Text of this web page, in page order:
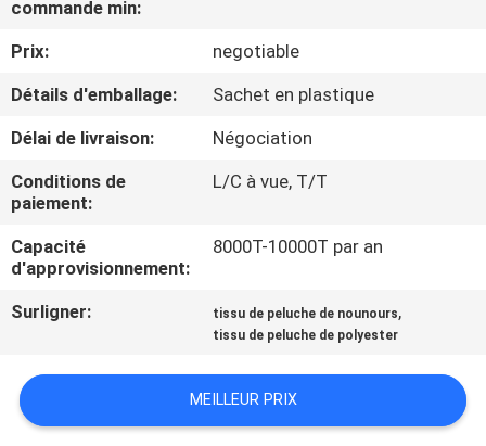
VISITE
D'USINE
CONTRÔLE
DE
QUALITÉ
CONTACTEZ-
NOUS
NOUVELLES
commande min:
Prix:
negotiable
Détails d'emballage:
Sachet en plastique
Délai de livraison:
Négociation
Conditions de
paiement:
L/C à vue, T/T
Capacité
d'approvisionnement:
8000T-10000T par an
Surligner: tissu de peluche de nounours,
tissu de peluche de polyester
MEILLEUR PRIX